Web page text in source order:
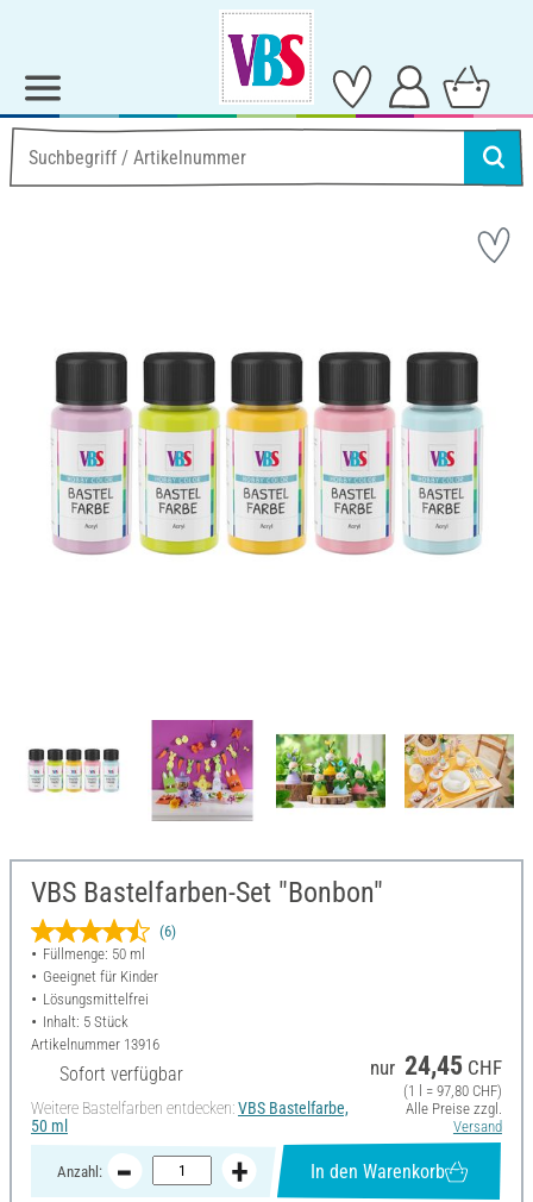
VBS Bastelfarben-Set "Bonbon"
(6)
Füllmenge: 50 ml
Geeignet für Kinder
Lösungsmittelfrei
Inhalt: 5 Stück
Artikelnummer 13916
Sofort verfügbar
Weitere Bastelfarben entdecken:VBS Bastelfarbe,
50 ml
nur 24,45 CHF
(1 l = 97,80 CHF)
Alle Preise zzgl.
Versand
Anzahl: In den Warenkorb